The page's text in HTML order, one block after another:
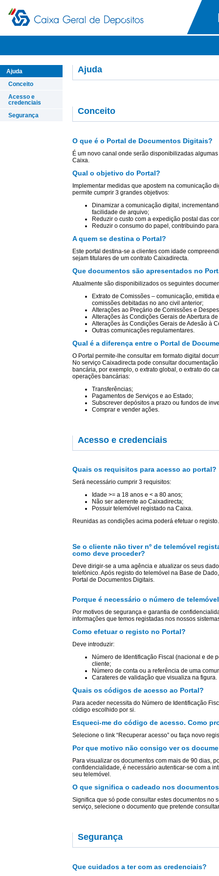
Ajuda
Conceito
Acesso e
credenciais
Segurança
Ajuda
Conceito
O que é o Portal de Documentos Digitais?
É um novo canal onde serão disponibilizadas
Caixa.
Qual o objetivo do Portal?
Implementar medidas que apostem na comunicação
permite cumprir 3 grandes objetivos:
Dinamizar a comunicação digital,
facilidade de arquivo;
Reduzir o custo com a expedição postal das
Reduzir o consumo do papel, contribuindo
A quem se destina o Portal?
Este portal destina-se a clientes com idade
sejam titulares de um contrato Caixadirecta.
Que documentos são apresentados no
Atualmente são disponibilizados os seguintes
Extrato de Comissões – comunicação, emitida
comissões debitadas no ano civil anterior;
Alterações ao Preçário de Comissões e
Alterações às Condições Gerais de Abertura
Alterações às Condições Gerais de Adesão à
Outras comunicações regulamentares.
Qual é a diferença entre o Portal de
O Portal permite-lhe consultar em formato digital
No serviço Caixadirecta pode consultar
bancária, por exemplo, o extrato global, o extrato do
operações bancárias:
Transferências;
Pagamentos de Serviços e ao Estado;
Subscrever depósitos a prazo ou fundos de
Comprar e vender ações.
Acesso e credenciais
Quais os requisitos para acesso ao portal?
Será necessário cumprir 3 requisitos:
Idade >= a 18 anos e < a 80 anos;
Não ser aderente ao Caixadirecta;
Possuir telemóvel registado na Caixa.
Reunidas as condições acima poderá efetuar o registo.
Se o cliente não tiver nº de telemóvel
como deve proceder?
Deve dirigir-se a uma agência e atualizar os seus
telefónico. Após registo do telemóvel na Base de
Portal de Documentos Digitais.
Porque é necessário o número de
Por motivos de segurança e garantia de
informações que temos registadas nos nossos
Como efetuar o registo no Portal?
Deve introduzir:
Número de Identificação Fiscal (nacional e de
cliente;
Número de conta ou a referência de uma
Carateres de validação que visualiza na figura.
Quais os códigos de acesso ao Portal?
Para aceder necessita do Número de Identificação
código escolhido por si.
Esqueci-me do código de acesso. Como
Selecione o link “Recuperar acesso” ou faça novo
Por que motivo não consigo ver os
Para visualizar os documentos com mais de 90 dias,
confidencialidade, é necessário autenticar-se com a
seu telemóvel.
O que significa o cadeado nos
Significa que só pode consultar estes documentos no
serviço, selecione o documento que pretende
Segurança
Que cuidados a ter com as credenciais?